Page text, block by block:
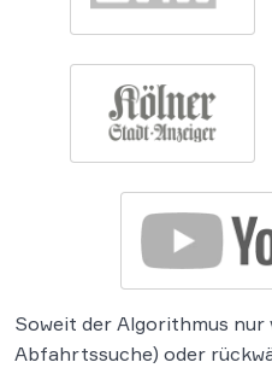
Soweit der Algorithmus
Abfahrtssuche) oder